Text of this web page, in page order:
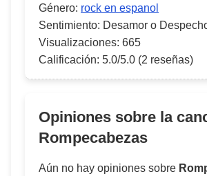
Género: rock en espanol
Sentimiento: Desamor o
Visualizaciones: 665
Calificación: 5.0/5.0 (2 reseñas)
Opiniones sobre la
Rompecabezas
Aún no hay opiniones sobre